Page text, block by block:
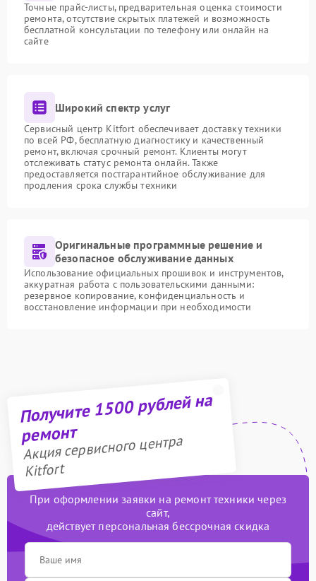
Точные прайс-листы, предварительная оценка стоимости
ремонта, отсутствие скрытых платежей и возможность
бесплатной консультации по телефону или онлайн на
сайте
Широкий спектр услуг
Сервисный центр Kitfort обеспечивает доставку техники
по всей РФ, бесплатную диагностику и качественный
ремонт, включая срочный ремонт. Клиенты могут
отслеживать статус ремонта онлайн. Также
предоставляется постгарантийное обслуживание для
продления срока службы техники
Оригинальные программные решение и
безопасное обслуживание данных
Использование официальных прошивок и инструментов,
аккуратная работа с пользовательскими данными:
резервное копирование, конфиденциальность и
восстановление информации при необходимости
Получите 1500 рублей на
ремонт
Акция сервисного центра
Kitfort
При оформлении заявки на ремонт техники через
сайт,
действует персональная бессрочная скидка